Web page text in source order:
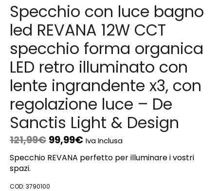
Specchio con luce bagno
led REVANA 12W CCT
specchio forma organica
LED retro illuminato con
lente ingrandente x3, con
regolazione luce – De
Sanctis Light & Design
121,99€ 99,99€ Iva Inclusa
Specchio REVANA perfetto per illuminare i vostri
spazi.
COD: 3790100